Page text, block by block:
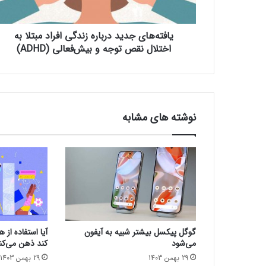
ج
د
ر
ه
ز
ا
ف
ر
ا
د
یافته‌های جدید درباره زندگی افراد مبتلا به
اختلال نقص توجه و بیش‌فعالی (ADHD)
نوشته های مشابه
گوگل پیکسل بیشتر شبیه به آیفون
می‌شود
29 بهمن 1403
آیا استفاده
کند ذهن
29 بهمن 1403